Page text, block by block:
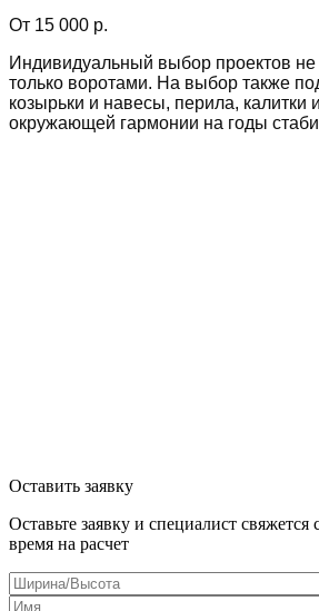
От 15 000 р.
Индивидуальный выбор проектов не
только воротами. На выбор также
козырьки и навесы, перила, калитки
окружающей гармонии на годы
Оставить заявку
Оставьте заявку и специалист
время на расчет